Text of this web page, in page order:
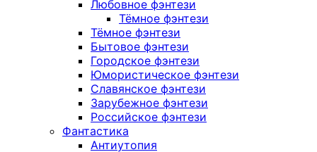
Любовное фэнтези
Тёмное фэнтези
Тёмное фэнтези
Бытовое фэнтези
Городское фэнтези
Юмористическое фэнтези
Славянское фэнтези
Зарубежное фэнтези
Российское фэнтези
Фантастика
Антиутопия